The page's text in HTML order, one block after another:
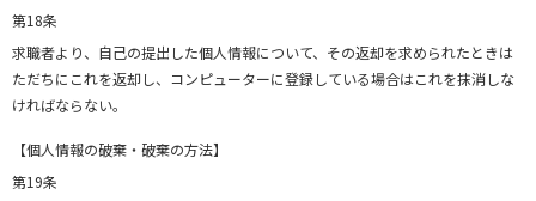
第18条
求職者より、自己の提出した個人情報について、その返却を求められたときは
ただちにこれを返却し、コンピューターに登録している場合はこれを抹消しな
ければならない。
【個人情報の破棄・破棄の方法】
第19条